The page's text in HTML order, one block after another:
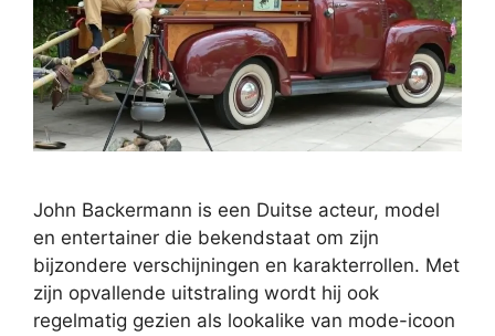
John Backermann is een Duitse acteur, model
en entertainer die bekendstaat om zijn
bijzondere verschijningen en karakterrollen. Met
zijn opvallende uitstraling wordt hij ook
regelmatig gezien als lookalike van mode-icoon